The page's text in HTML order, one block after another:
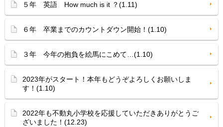
５年 英語 How much is it ？(1.11)
６年 卒業までのカウントダウン開始！(1.10)
３年 今年の抱負を絵馬にこめて…(1.10)
2023年がスタート！本年もどうぞよろしくお願いしま
す！(1.10)
2022年も不動丸小学校を応援していただきありがとうご
ざいました！(12.23)